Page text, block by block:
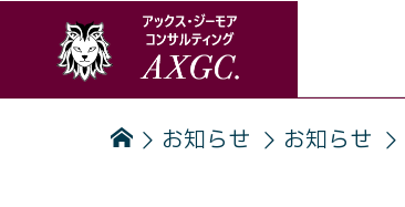
お知らせ お知らせ